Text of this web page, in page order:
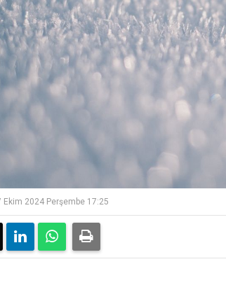
Ekim 2024 Perşembe 17:25